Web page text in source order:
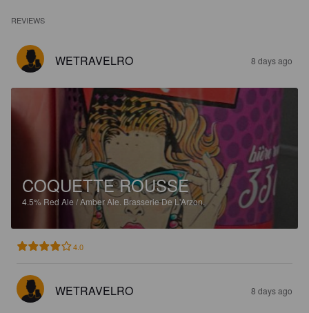
REVIEWS
WETRAVELRO 8 days ago
COQUETTE ROUSSE
4.5% Red Ale / Amber Ale. Brasserie De L'Arzon.
4.0
WETRAVELRO 8 days ago